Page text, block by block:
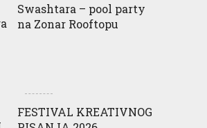
Swashtara – pool party
na Zonar Rooftopu
FESTIVAL KREATIVNOG